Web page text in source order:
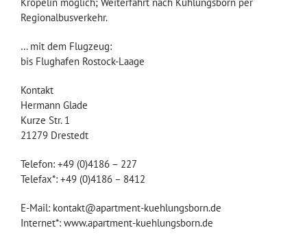
Regionalbusverkehr.
… mit dem Flugzeug:
bis Flughafen Rostock-Laage
Kontakt
Hermann Glade
Kurze Str. 1
21279 Drestedt
Telefon: +49 (0)4186 – 227
Telefax*: +49 (0)4186 – 8412
E-Mail: kontakt@apartment-kuehlungsborn.de
Internet*: www.apartment-kuehlungsborn.de